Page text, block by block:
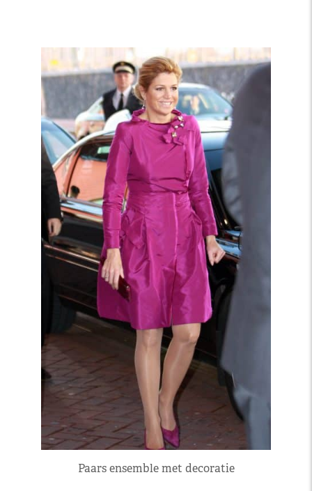
Paars ensemble met decoratie